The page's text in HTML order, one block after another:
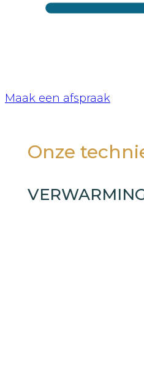
Maak een afspraak
Onze